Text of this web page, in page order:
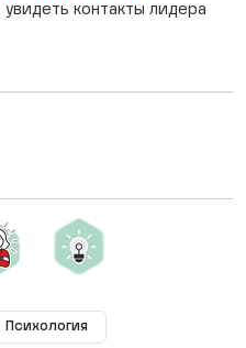
увидеть контакты лидера
Психология